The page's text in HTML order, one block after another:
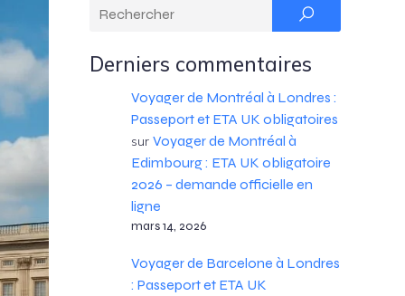
Derniers commentaires
Voyager de Montréal à Londres :
Passeport et ETA UK obligatoires
sur Voyager de Montréal à
Edimbourg : ETA UK obligatoire
2026 – demande officielle en
ligne
mars 14, 2026
Voyager de Barcelone à Londres
: Passeport et ETA UK